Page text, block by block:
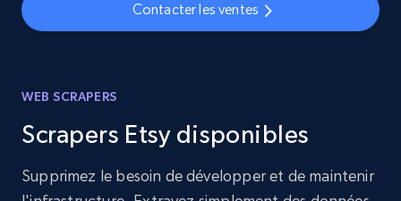
Contacter les ventes
WEB SCRAPERS
Scrapers Etsy disponibles
Supprimez le besoin de développer et de maintenir